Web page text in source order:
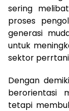
sering
proses
generasi
untuk
sektor
Dengan
berorientasi
tetapi